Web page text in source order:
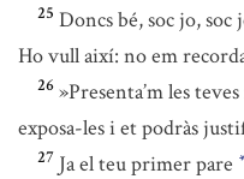
25 Doncs bé, soc jo, soc
Ho vull així: no em
26 »Presenta’m les
exposa-les i et podràs
27 Ja el teu primer pare *